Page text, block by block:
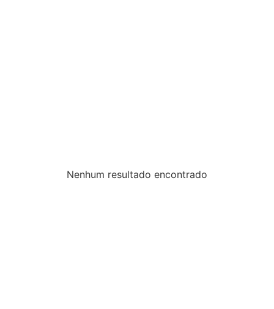
Nenhum resultado encontrado